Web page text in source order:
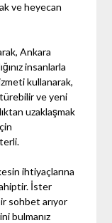
ve heyecan
Ankara
insanlarla
kullanarak,
ve yeni
uzaklaşmak
ihtiyaçlarına
İster
sohbet arıyor
bulmanız